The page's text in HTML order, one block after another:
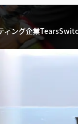
ィング企業